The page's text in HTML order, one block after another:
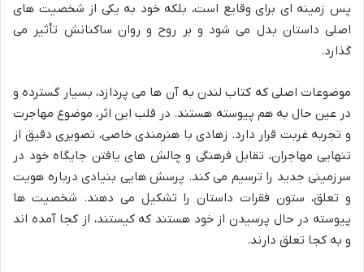
پس زمینه ای برای وقایع است، بلکه خود به یکی از شخصیت های
اصلی داستان بدل می شود و بر روح و روان ساکنانش تأثیر می
گذارد.
موضوعات اصلی که کتاب لندن به آن ها می پردازد، بسیار گسترده و
در عین حال به هم پیوسته هستند. در قلب این اثر، موضوع مهاجرت
و تجربه غربت قرار دارد. زهادی با هنرمندی خاصی، تصویری دقیق از
تنهایی مهاجران، تقابل فرهنگی و چالش های یافتن جایگاه خود در
سرزمینی جدید را ترسیم می کند. پرسش هایی بنیادی درباره هویت
و تعلق، ستون فقرات داستان را تشکیل می دهند. شخصیت ها
پیوسته در حال پرسیدن از خود هستند که کیستند، از کجا آمده اند
و به کجا تعلق دارند.